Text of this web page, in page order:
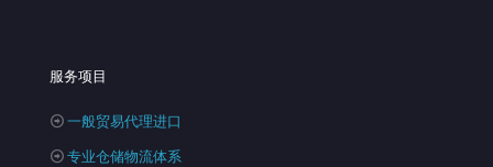
服务项目
一般贸易代理进口
专业仓储物流体系